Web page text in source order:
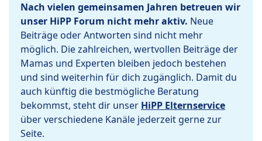
Nach vielen gemeinsamen Jahren betreuen wir
unser HiPP Forum nicht mehr aktiv. Neue
Beiträge oder Antworten sind nicht mehr
möglich. Die zahlreichen, wertvollen Beiträge der
Mamas und Experten bleiben jedoch bestehen
und sind weiterhin für dich zugänglich. Damit du
auch künftig die bestmögliche Beratung
bekommst, steht dir unser HiPP Elternservice
über verschiedene Kanäle jederzeit gerne zur
Seite.